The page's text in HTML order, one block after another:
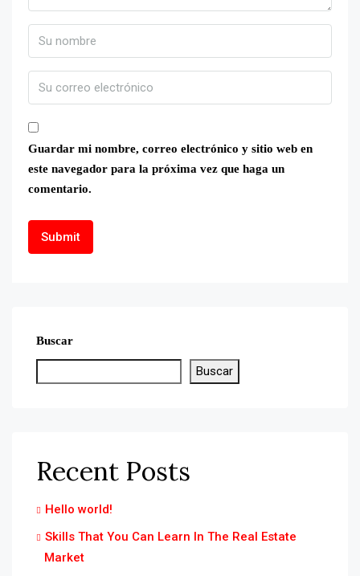
Guardar mi nombre, correo electrónico y sitio web en
este navegador para la próxima vez que haga un
comentario.
Buscar
Buscar
Recent Posts
Hello world!
Skills That You Can Learn In The Real Estate
Market